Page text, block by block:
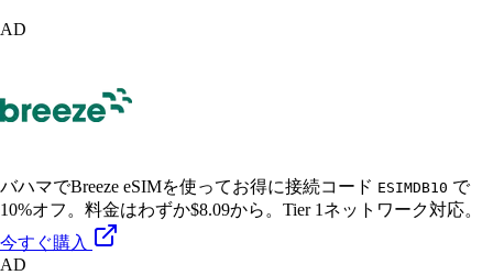
AD
バハマでBreeze eSIMを使ってお得に接続コード ESIMDB10 で
10%オフ。料金はわずか$8.09から。Tier 1ネットワーク対応。
今すぐ購入
AD